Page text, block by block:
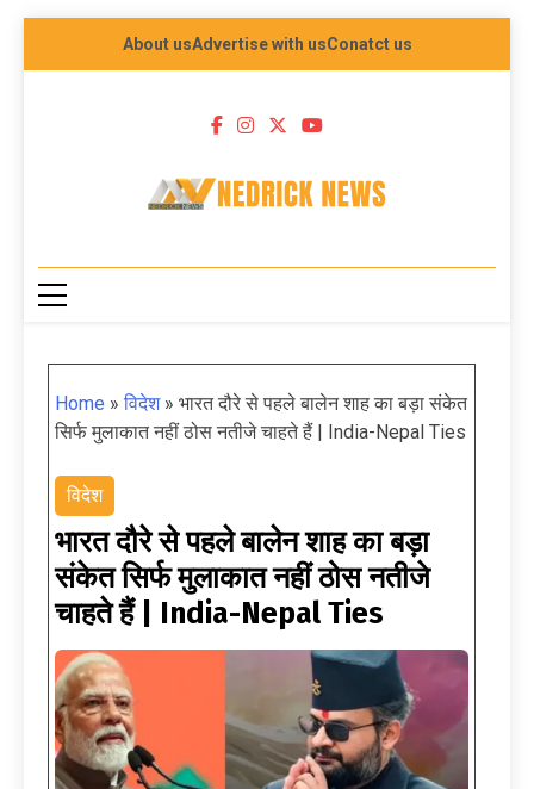
About usAdvertise with usConatct us
NEDRICK NEWS
Home »विदेश» भारत दौरे से पहले बालेन शाह का बड़ा संकेत
सिर्फ मुलाकात नहीं ठोस नतीजे चाहते हैं | India-Nepal Ties
विदेश
भारत दौरे से पहले बालेन शाह का बड़ा
संकेत सिर्फ मुलाकात नहीं ठोस नतीजे
चाहते हैं | India-Nepal Ties